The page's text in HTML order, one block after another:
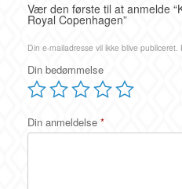
Vær den første til at anmelde
Royal Copenhagen”
Din e-mailadresse vil ikke blive publiceret.
Din bedømmelse
Din anmeldelse *